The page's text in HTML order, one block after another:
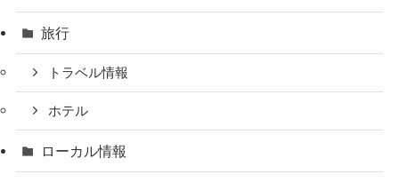
旅行
トラベル情報
ホテル
ローカル情報